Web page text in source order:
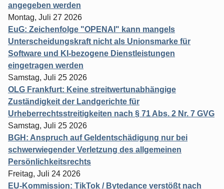
angegeben werden
Montag, Juli 27 2026
EuG: Zeichenfolge "OPENAI" kann mangels
Unterscheidungskraft nicht als Unionsmarke für
Software und KI-bezogene Dienstleistungen
eingetragen werden
Samstag, Juli 25 2026
OLG Frankfurt: Keine streitwertunabhängige
Zuständigkeit der Landgerichte für
Urheberrechtsstreitigkeiten nach § 71 Abs. 2 Nr. 7 GVG
Samstag, Juli 25 2026
BGH: Anspruch auf Geldentschädigung nur bei
schwerwiegender Verletzung des allgemeinen
Persönlichkeitsrechts
Freitag, Juli 24 2026
EU-Kommission: TikTok / Bytedance verstößt nach